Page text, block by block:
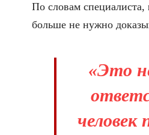
По словам специалиста,
больше не нужно
«Это
человек